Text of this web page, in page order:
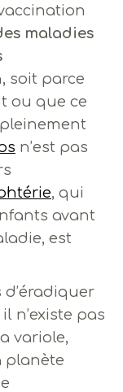
maladies
soit parce
ou que ce
n’est pas
, qui
avant
est
n’existe pas
variole,
planète